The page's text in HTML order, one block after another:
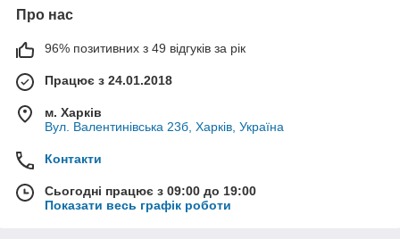
Про нас
96% позитивних з 49 відгуків за рік
Працює з 24.01.2018
м. Харків
Вул. Валентинівська 23б, Харків, Україна
Контакти
Сьогодні працює з 09:00 до 19:00
Показати весь графік роботи